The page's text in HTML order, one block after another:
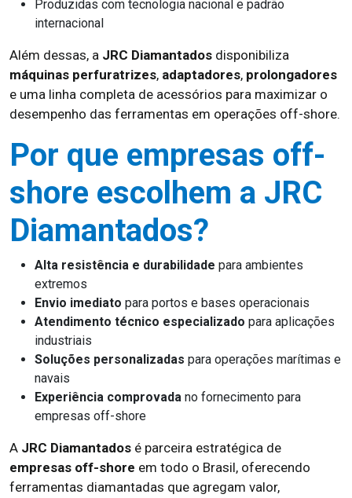
Produzidas com tecnologia nacional e padrão
internacional
Além dessas, a JRC Diamantados disponibiliza
máquinas perfuratrizes, adaptadores, prolongadores
e uma linha completa de acessórios para maximizar o
desempenho das ferramentas em operações off-shore.
Por que empresas off-
shore escolhem a JRC
Diamantados?
Alta resistência e durabilidade para ambientes
extremos
Envio imediato para portos e bases operacionais
Atendimento técnico especializado para aplicações
industriais
Soluções personalizadas para operações marítimas e
navais
Experiência comprovada no fornecimento para
empresas off-shore
A JRC Diamantados é parceira estratégica de
empresas off-shore em todo o Brasil, oferecendo
ferramentas diamantadas que agregam valor,